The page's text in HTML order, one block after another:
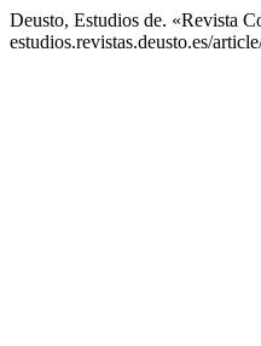
Deusto, Estudios de. «Revista
estudios.revistas.deusto.es/